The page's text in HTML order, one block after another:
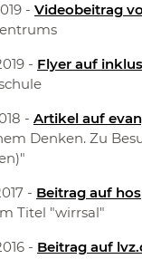
- Videobeitrag
- Flyer auf
- Artikel auf
Denken. Zu
- Beitrag auf
Titel "wirrsal"
- Beitrag auf